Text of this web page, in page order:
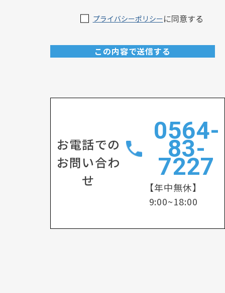
プライバシーポリシーに同意する
お電話での
お問い合わ
せ
0564-
83-
7227
【年中無休】
9:00~18:00